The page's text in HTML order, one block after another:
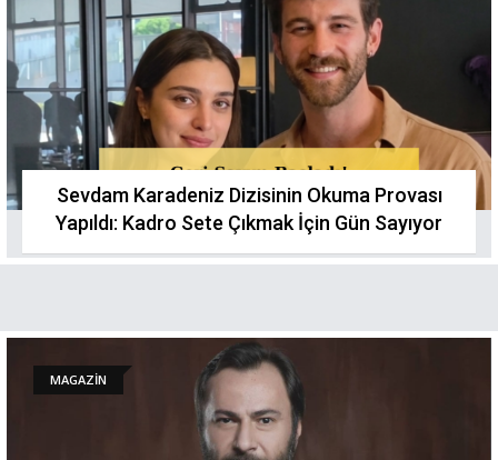
Sevdam Karadeniz Dizisinin Okuma Provası
Yapıldı: Kadro Sete Çıkmak İçin Gün Sayıyor
MAGAZİN